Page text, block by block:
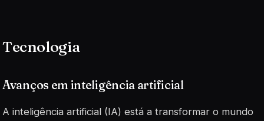
Tecnologia
Avanços em inteligência artificial
A inteligência artificial (IA) está a transformar o mundo